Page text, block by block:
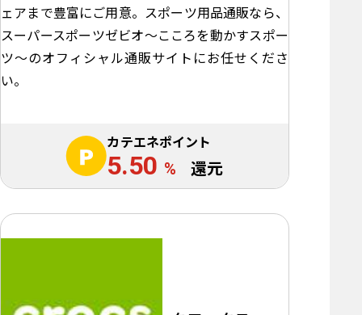
ェアまで豊富にご用意。スポーツ用品通販なら、
スーパースポーツゼビオ～こころを動かすスポー
ツ～のオフィシャル通販サイトにお任せくださ
い。
カテエネポイント
5.50 % 還元